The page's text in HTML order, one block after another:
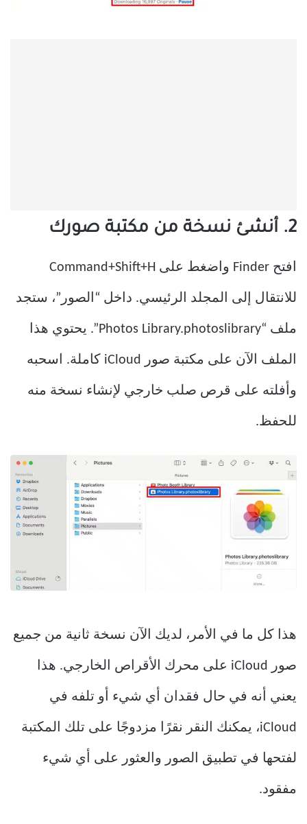
2. أنشئ نسخة من مكتبة صورك
افتح Finder واضغط على Command+Shift+H
للانتقال إلى المجلد الرئيسي. داخل “الصور”، ستجد
ملف “Photos Library.photoslibrary”. يحتوي هذا
الملف الآن على مكتبة صور iCloud كاملة. اسحبه
وأفلته على قرص صلب خارجي لإنشاء نسخة منه
للحفظ.
هذا كل ما في الأمر، لديك الآن نسخة ثانية من جميع
صور iCloud على محرك الأقراص الخارجي. هذا
يعني أنه في حال فقدان أي شيء أو تلفه في
iCloud، يمكنك النقر نقرًا مزدوجًا على تلك المكتبة
لفتحها في تطبيق الصور والعثور على أي شيء
مفقود.